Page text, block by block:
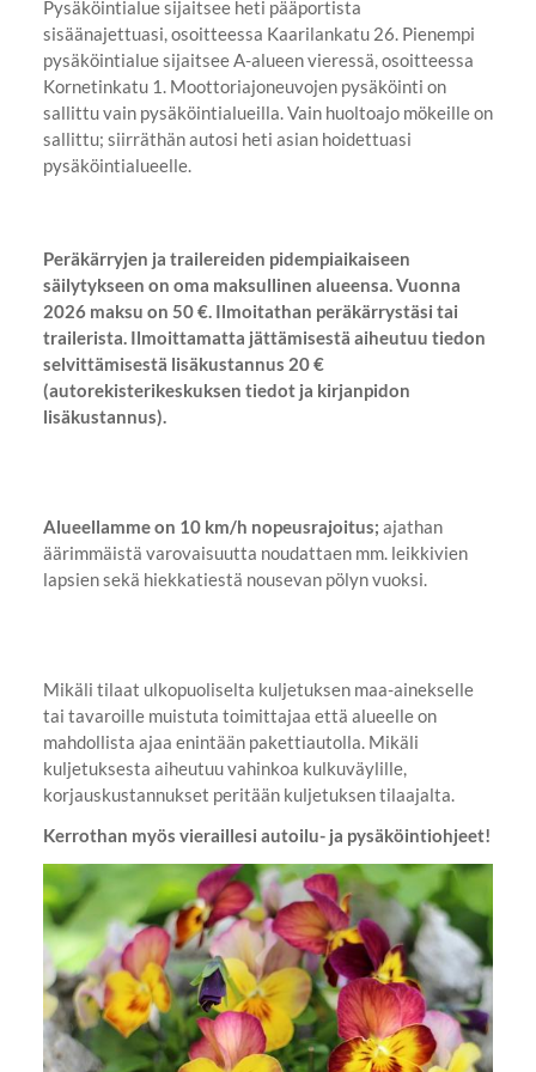
Pysäköintialue sijaitsee heti pääportista
sisäänajettuasi, osoitteessa Kaarilankatu 26. Pienempi
pysäköintialue sijaitsee A-alueen vieressä, osoitteessa
Kornetinkatu 1. Moottoriajoneuvojen pysäköinti on
sallittu vain pysäköintialueilla. Vain huoltoajo mökeille on
sallittu; siirräthän autosi heti asian hoidettuasi
pysäköintialueelle.
Peräkärryjen ja trailereiden pidempiaikaiseen
säilytykseen on oma maksullinen alueensa. Vuonna
2026 maksu on 50 €. Ilmoitathan peräkärrystäsi tai
trailerista. Ilmoittamatta jättämisestä aiheutuu tiedon
selvittämisestä lisäkustannus 20 €
(autorekisterikeskuksen tiedot ja kirjanpidon
lisäkustannus).
Alueellamme on 10 km/h nopeusrajoitus; ajathan
äärimmäistä varovaisuutta noudattaen mm. leikkivien
lapsien sekä hiekkatiestä nousevan pölyn vuoksi.
Mikäli tilaat ulkopuoliselta kuljetuksen maa-ainekselle
tai tavaroille muistuta toimittajaa että alueelle on
mahdollista ajaa enintään pakettiautolla. Mikäli
kuljetuksesta aiheutuu vahinkoa kulkuväylille,
korjauskustannukset peritään kuljetuksen tilaajalta.
Kerrothan myös vieraillesi autoilu- ja pysäköintiohjeet!